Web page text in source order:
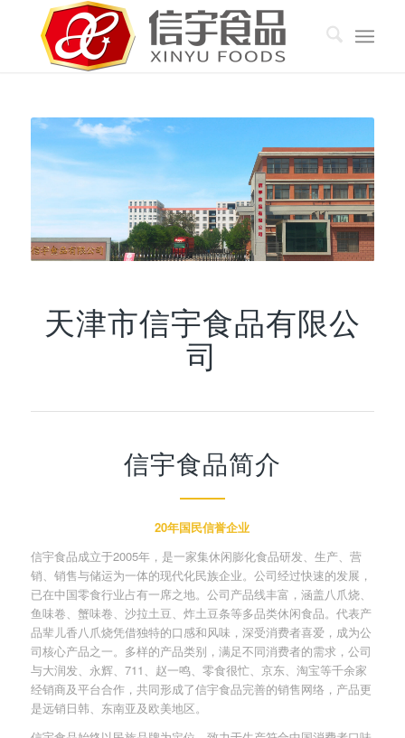
天津市信宇食品有限公
司
信宇食品简介
20年国民信誉企业
信宇食品成立于2005年，是一家集休闲膨化食品研发、生产、营
销、销售与储运为一体的现代化民族企业。公司经过快速的发展，
已在中国零食行业占有一席之地。公司产品线丰富，涵盖八爪烧、
鱼味卷、蟹味卷、沙拉土豆、炸土豆条等多品类休闲食品。代表产
品辈儿香八爪烧凭借独特的口感和风味，深受消费者喜爱，成为公
司核心产品之一。多样的产品类别，满足不同消费者的需求，公司
与大润发、永辉、711、赵一鸣、零食很忙、京东、淘宝等千余家
经销商及平台合作，共同形成了信宇食品完善的销售网络，产品更
是远销日韩、东南亚及欧美地区。